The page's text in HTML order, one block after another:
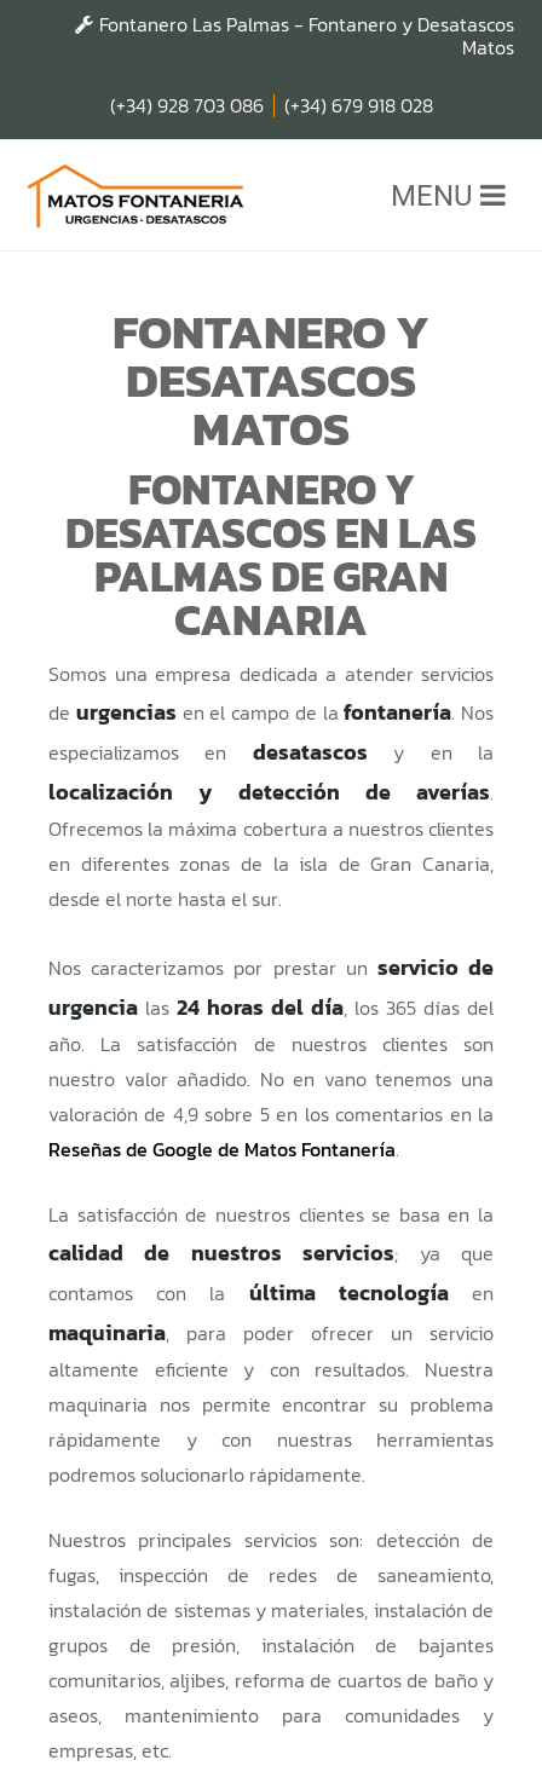
Fontanero Las Palmas - Fontanero y Desatascos
Matos
(+34) 928 703 086
(+34) 679 918 028
MENU
FONTANERO Y
DESATASCOS
MATOS
FONTANERO Y
DESATASCOS EN LAS
PALMAS DE GRAN
CANARIA
Somos una empresa dedicada a atender servicios
de urgencias en el campo de lafontanería. Nos
especializamos en desatascos y en la
localización y detección de averías.
Ofrecemos la máxima cobertura a nuestros clientes
en diferentes zonas de la isla de Gran Canaria,
desde el norte hasta el sur.
Nos caracterizamos por prestar un servicio de
urgencia las 24 horas del día, los 365 días del
año. La satisfacción de nuestros clientes son
nuestro valor añadido. No en vano tenemos una
valoración de 4,9 sobre 5 en los comentarios en la
Reseñas de Google de Matos Fontanería.
La satisfacción de nuestros clientes se basa en la
calidad de nuestros servicios; ya que
contamos con la última tecnologíaen
maquinaria, para poder ofrecer un servicio
altamente eficiente y con resultados. Nuestra
maquinaria nos permite encontrar su problema
rápidamente y con nuestras herramientas
podremos solucionarlo rápidamente.
Nuestros principales servicios son: detección de
fugas, inspección de redes de saneamiento,
instalación de sistemas y materiales, instalación de
grupos de presión, instalación de bajantes
comunitarios, aljibes, reforma de cuartos de baño y
aseos, mantenimiento para comunidades y
empresas, etc.